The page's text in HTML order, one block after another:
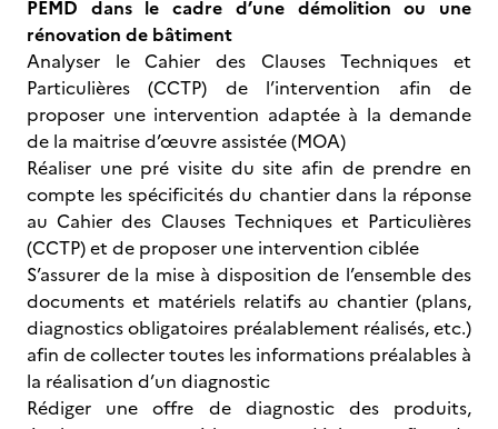
PEMD dans le cadre d’une démolition ou une
rénovation de bâtiment
Analyser le Cahier des Clauses Techniques et
Particulières (CCTP) de l’intervention afin de
proposer une intervention adaptée à la demande
de la maitrise d’œuvre assistée (MOA)
Réaliser une pré visite du site afin de prendre en
compte les spécificités du chantier dans la réponse
au Cahier des Clauses Techniques et Particulières
(CCTP) et de proposer une intervention ciblée
S’assurer de la mise à disposition de l’ensemble des
documents et matériels relatifs au chantier (plans,
diagnostics obligatoires préalablement réalisés, etc.)
afin de collecter toutes les informations préalables à
la réalisation d’un diagnostic
Rédiger une offre de diagnostic des produits,